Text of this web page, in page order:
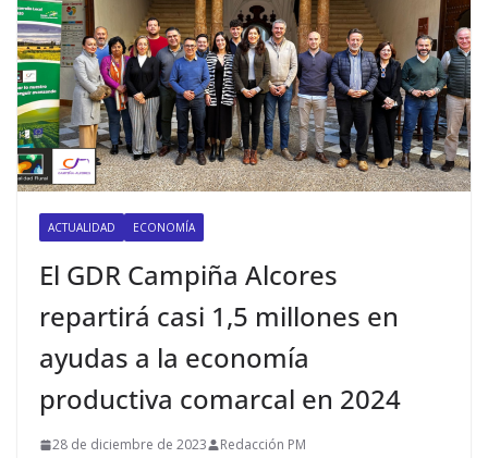
ACTUALIDAD ECONOMÍA
El GDR Campiña Alcores
repartirá casi 1,5 millones en
ayudas a la economía
productiva comarcal en 2024
28 de diciembre de 2023 Redacción PM